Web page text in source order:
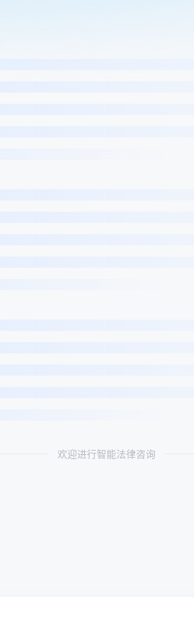
欢迎进行智能法律咨询